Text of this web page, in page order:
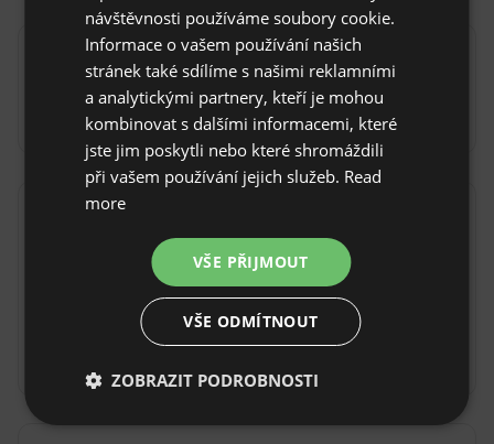
Doprava
Autem
Čas příjezdu: od 15:30 do 00:00
Čas odhlášení: Do 12:00
Bezplatné zrušení rezervace:
do 5 dnů před
GERMAN
ITALIAN
FRENCH
CZECH
návštěvnosti používáme soubory cookie.
Informace o vašem používání našich
stránek také sdílíme s našimi reklamními
a analytickými partnery, kteří je mohou
kombinovat s dalšími informacemi, které
jste jim poskytli nebo které shromáždili
při vašem používání jejich služeb. Read
more
VŠE PŘIJMOUT
VŠE ODMÍTNOUT
ZOBRAZIT PODROBNOSTI